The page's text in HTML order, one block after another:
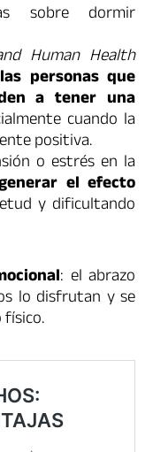
sobre dormir
Human Health
las personas que
a tener una
cuando la
positiva.
o estrés en la
el efecto
y dificultando
: el abrazo
lo disfrutan y se